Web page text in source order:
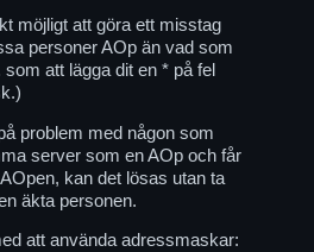
möjligt att göra ett misstag
personer AOp än vad som
att lägga dit en * på fel
problem med någon som
server som en AOp och får
kan det lösas utan ta
äkta personen.
att använda adressmaskar: